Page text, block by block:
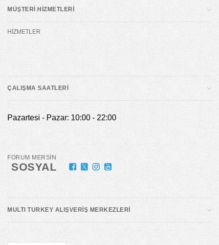
MÜŞTERİ HİZMETLERİ
HİZMETLER
ÇALIŞMA SAATLERİ
Pazartesi - Pazar: 10:00 - 22:00
FORUM MERSİN
SOSYAL
MULTI TURKEY ALIŞVERİŞ MERKEZLERİ